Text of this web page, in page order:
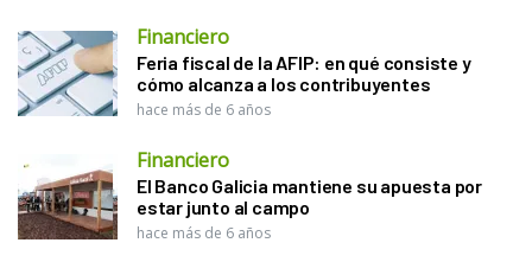
Financiero
Feria fiscal de la AFIP: en qué consiste y
cómo alcanza a los contribuyentes
hace más de 6 años
Financiero
El Banco Galicia mantiene su apuesta por
estar junto al campo
hace más de 6 años